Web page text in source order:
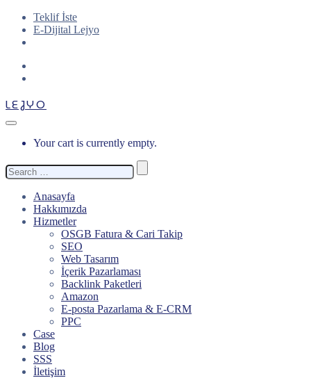
Teklif İste
E-Dijital Lejyo
LEJYO
Your cart is currently empty.
Search
for:
Anasayfa
Hakkımızda
Hizmetler
OSGB Fatura & Cari Takip
SEO
Web Tasarım
İçerik Pazarlaması
Backlink Paketleri
Amazon
E-posta Pazarlama & E-CRM
PPC
Case
Blog
SSS
İletişim